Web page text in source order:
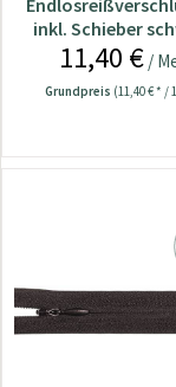
inkl. Schieber
bunt
11,40 €/
Grundpreis (11,40 € * /